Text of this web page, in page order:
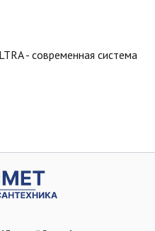
- современная система